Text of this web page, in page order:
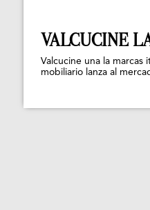
VALCUCINE
Valcucine una la marcas
mobiliario lanza al